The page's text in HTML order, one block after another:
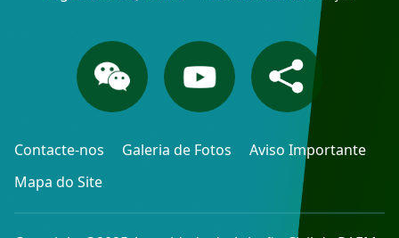
Contacte-nos Galeria de Fotos
Aviso Importante
Mapa do Site